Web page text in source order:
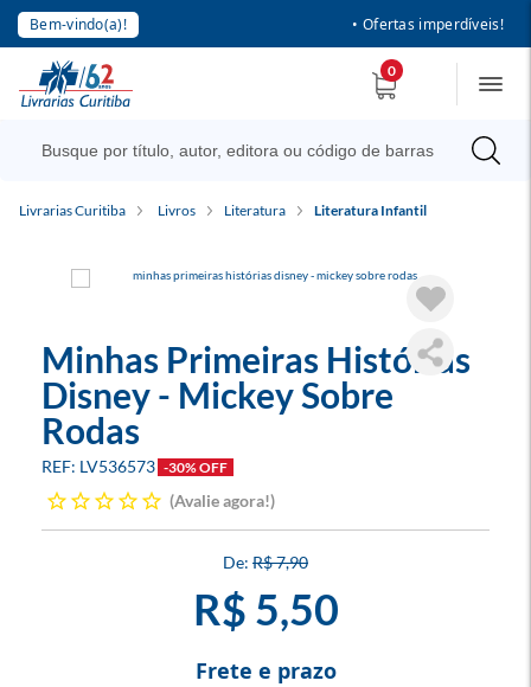
Bem-vindo(a)! • Ofertas imperdíveis!
0
Livrarias Curitiba Livros Literatura Literatura Infantil
Minhas Primeiras Histórias
Disney - Mickey Sobre
Rodas
LV536573 -30% OFF
Avalie agora!
R$ 7,90
R$ 5,50
Frete e prazo